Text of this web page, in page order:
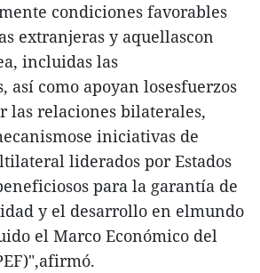
condiciones favorables
extranjeras y aquellascon
incluidas las
así como apoyan losesfuerzos
las relaciones bilaterales,
iniciativas de
liderados por Estados
para la garantía de
y el desarrollo en elmundo
el Marco Económico del